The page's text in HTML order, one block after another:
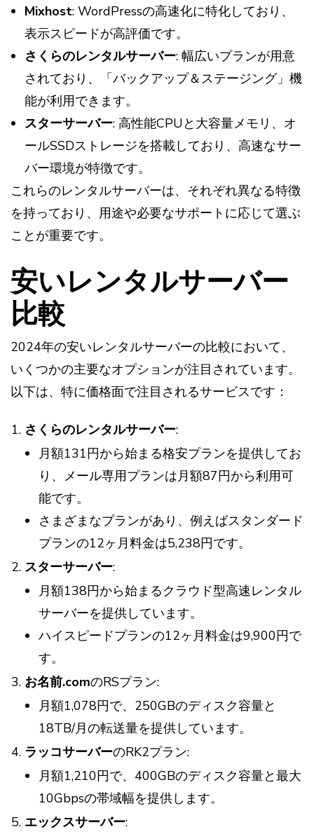
Mixhost: WordPressの高速化に特化しており、
表示スピードが高評価です。
さくらのレンタルサーバー: 幅広いプランが用意
されており、「バックアップ＆ステージング」機
能が利用できます。
スターサーバー: 高性能CPUと大容量メモリ、オ
ールSSDストレージを搭載しており、高速なサー
バー環境が特徴です。
これらのレンタルサーバーは、それぞれ異なる特徴
を持っており、用途や必要なサポートに応じて選ぶ
ことが重要です​​​​​​​​​​​​​​。
安いレンタルサーバー
比較
2024年の安いレンタルサーバーの比較において、
いくつかの主要なオプションが注目されています。
以下は、特に価格面で注目されるサービスです：
さくらのレンタルサーバー:
月額131円から始まる格安プランを提供してお
り、メール専用プランは月額87円から利用可
能です。
さまざまなプランがあり、例えばスタンダード
プランの12ヶ月料金は5,238円です。
スターサーバー:
月額138円から始まるクラウド型高速レンタル
サーバーを提供しています。
ハイスピードプランの12ヶ月料金は9,900円で
す。
お名前.comのRSプラン:
月額1,078円で、250GBのディスク容量と
18TB/月の転送量を提供しています。
ラッコサーバーのRK2プラン:
月額1,210円で、400GBのディスク容量と最大
10Gbpsの帯域幅を提供します。
エックスサーバー: